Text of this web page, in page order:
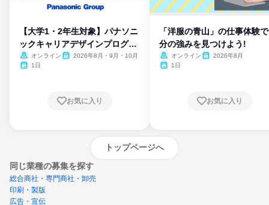
【大学1・2年生対象】パナソニ
ックキャリアデザインプログラ
ム
オンライン
2026年8月・9月・10月
1日
お気に入り
「洋服の青山」の仕事体験
分の強みを見つけよう!
オンライン
2026年8月
1日
お気に入り
トップページへ
同じ業種の募集を探す
総合商社・専門商社・卸売
印刷・製版
広告・宣伝